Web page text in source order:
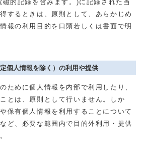
的記録を含みます。)に記録された当
するときは、原則として、あらかじめ
報の利用目的を口頭若しくは書面で明
個人情報を除く）の利用や提供
ために個人情報を内部で利用したり、
とは、原則として行いません。しか
保有個人情報を利用することについて
ど、必要な範囲内で目的外利用・提供